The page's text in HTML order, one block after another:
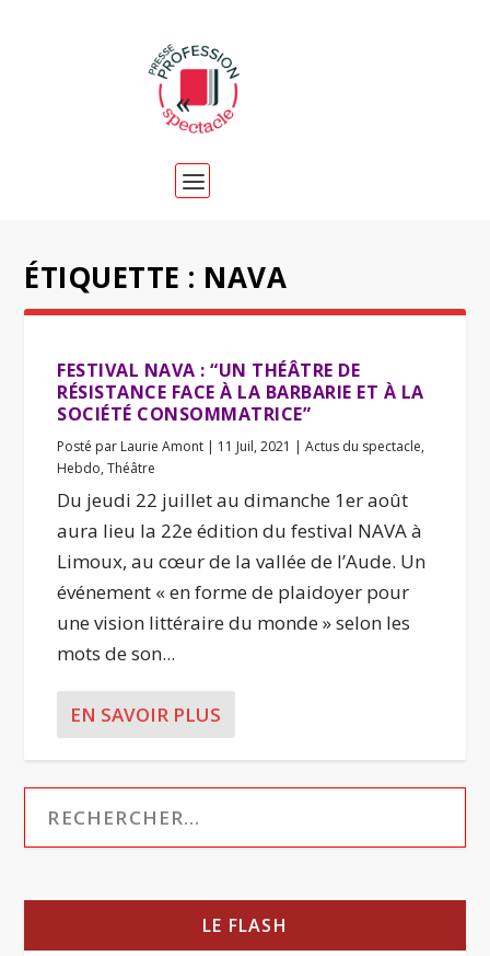
ÉTIQUETTE : NAVA
FESTIVAL NAVA : “UN THÉÂTRE DE
RÉSISTANCE FACE À LA BARBARIE ET À LA
SOCIÉTÉ CONSOMMATRICE”
Posté par Laurie Amont | 11 Juil, 2021 |Actus du spectacle,
Hebdo,Théâtre
Du jeudi 22 juillet au dimanche 1er août
aura lieu la 22e édition du festival NAVA à
Limoux, au cœur de la vallée de l’Aude. Un
événement « en forme de plaidoyer pour
une vision littéraire du monde » selon les
mots de son...
EN SAVOIR PLUS
LE FLASH